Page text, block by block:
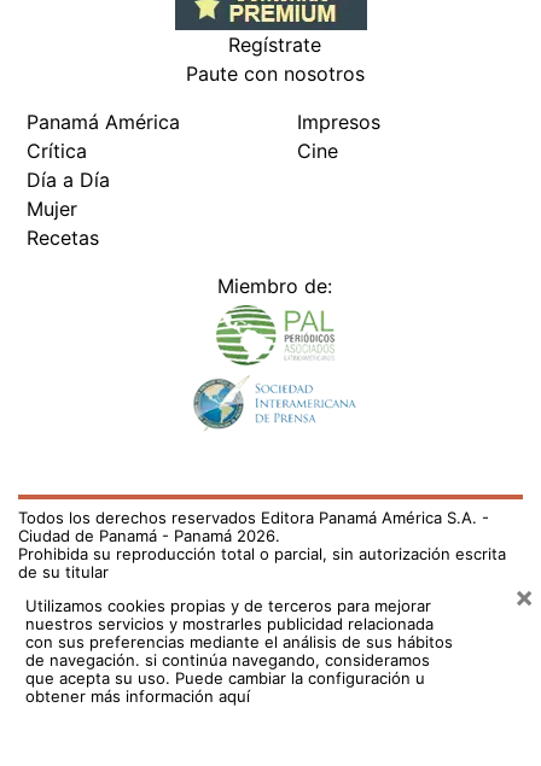
Regístrate
Paute con nosotros
Panamá América
Crítica
Día a Día
Mujer
Recetas
Impresos
Cine
Miembro de:
Todos los derechos reservados Editora Panamá América S.A. -
Ciudad de Panamá - Panamá 2026.
Prohibida su reproducción total o parcial, sin autorización escrita
de su titular
Utilizamos cookies propias y de terceros para mejorar
nuestros servicios y mostrarles publicidad relacionada
con sus preferencias mediante el análisis de sus hábitos
de navegación. si continúa navegando, consideramos
que acepta su uso. Puede cambiar la configuración u
obtener más información aquí
×